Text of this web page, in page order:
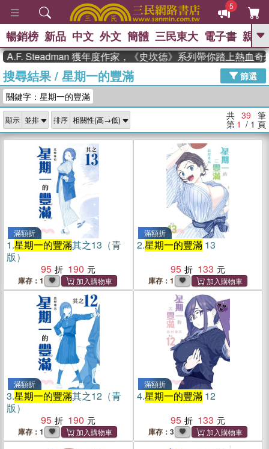
5
GO
熱搜： 高希均教授回憶錄
、 The Odyssey 、 父親節 、 如果歷
獎 臺灣漫遊錄 、 方念華 、 台灣的李
登輝時代
數學女孩：黎曼猜想 、
偉大的迷走神經
暢銷榜 新品 中文 外文 簡體 三民東大 電子書 親子
獲年度作家，《史坎德》系列帶你踏上熱血奇幻旅程
搜尋結果/ 星期一的豐滿
篩選
關鍵字：星期一的豐滿
顯示 排序 共 39 筆
第 1 / 1 頁
滿額折
1.星期一的豐滿其之13（青
版）
95
190
庫存：1
滿額折
2.星期一的豐滿13
95
133
庫存：1
滿額折
3.星期一的豐滿其之12（青
版）
95
190
庫存：1
滿額折
4.星期一的豐滿12
95
133
庫存：3